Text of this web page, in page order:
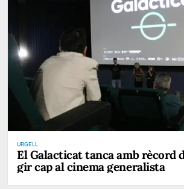
URGELL
El Galacticat tanca amb rècord
gir cap al cinema generalista